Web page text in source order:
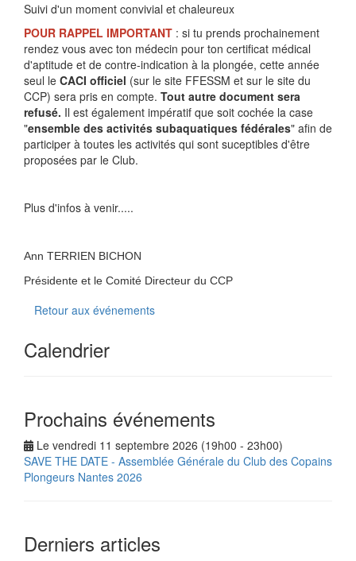
Suivi d'un moment convivial et chaleureux
POUR RAPPEL IMPORTANT : si tu prends prochainement
rendez vous avec ton médecin pour ton certificat médical
d'aptitude et de contre-indication à la plongée, cette année
seul le CACI officiel (sur le site FFESSM et sur le site du
CCP) sera pris en compte. Tout autre document sera
refusé. Il est également impératif que soit cochée la case
"ensemble des activités subaquatiques fédérales" afin de
participer à toutes les activités qui sont suceptibles d'être
proposées par le Club.
Plus d'infos à venir.....
Ann TERRIEN BICHON
Présidente et le Comité Directeur du CCP
Retour aux événements
Calendrier
Prochains événements
Le vendredi 11 septembre 2026 (19h00 - 23h00)
SAVE THE DATE - Assemblée Générale du Club des Copains
Plongeurs Nantes 2026
Derniers articles